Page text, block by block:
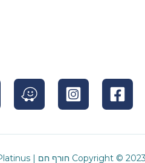
Copyright © 2023 חורף חם | Made by Platinus